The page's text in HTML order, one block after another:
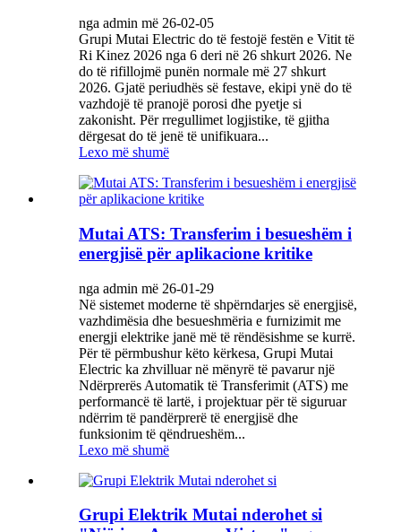
nga admin më 26-02-05
Grupi Mutai Electric do të festojë festën e Vitit të
Ri Kinez 2026 nga 6 deri në 26 shkurt 2026. Ne
do të rifillojmë punën normale më 27 shkurt
2026. Gjatë periudhës së festave, ekipi ynë do të
vazhdojë të pranojë porosi dhe pyetje si
zakonisht. Për rregullimet logjistike, të gjitha
dërgesat do të jenë të unifikuara...
Lexo më shumë
Mutai ATS: Transferim i besueshëm i
energjisë për aplikacione kritike
nga admin më 26-01-29
Në sistemet moderne të shpërndarjes së energjisë,
vazhdimësia dhe besueshmëria e furnizimit me
energji elektrike janë më të rëndësishme se kurrë.
Për të përmbushur këto kërkesa, Grupi Mutai
Electric ka zhvilluar në mënyrë të pavarur një
Ndërprerës Automatik të Transferimit (ATS) me
performancë të lartë, i projektuar për të siguruar
ndërrim të pandërprerë të energjisë dhe
funksionim të qëndrueshëm...
Lexo më shumë
Grupi Elektrik Mutai nderohet si